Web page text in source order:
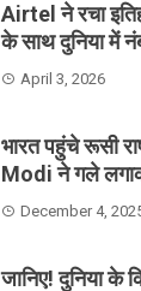
Airtel ने रचा
के साथ दुनिया में
April 3, 2026
भारत पहुंचे रूसी
Modi ने गले
December 4,
जानिए! दुनिया के